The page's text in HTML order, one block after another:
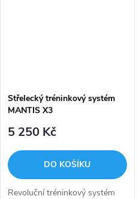
Střelecký tréninkový systém
MANTIS X3
5 250 Kč
DO KOŠÍKU
Revoluční tréninkový systém